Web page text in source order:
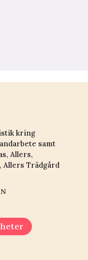
kring
samt
Allers,
Allers Trädgård